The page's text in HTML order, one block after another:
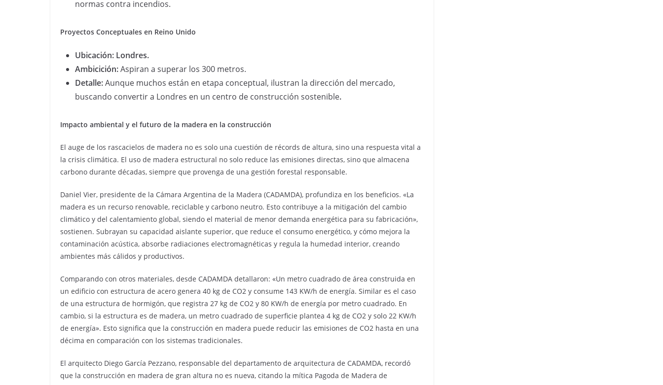
normas contra incendios.
Proyectos Conceptuales en Reino Unido
Ubicación: Londres.
Ambicición:Aspiran a superar los 300 metros.
Detalle:Aunque muchos están en etapa conceptual, ilustran la dirección del mercado,
buscando convertir a Londres en un centro de construcción sostenible.
Impacto ambiental y el futuro de la madera en la construcción
El auge de los rascacielos de madera no es solo una cuestión de récords de altura, sino una respuesta vital a
la crisis climática. El uso de madera estructural no solo reduce las emisiones directas, sino que almacena
carbono durante décadas, siempre que provenga de una gestión forestal responsable.
Daniel Vier, presidente de la Cámara Argentina de la Madera (CADAMDA), profundiza en los beneficios. «La
madera es un recurso renovable, reciclable y carbono neutro. Esto contribuye a la mitigación del cambio
climático y del calentamiento global, siendo el material de menor demanda energética para su fabricación»,
sostienen. Subrayan su capacidad aislante superior, que reduce el consumo energético, y cómo mejora la
contaminación acústica, absorbe radiaciones electromagnéticas y regula la humedad interior, creando
ambientes más cálidos y productivos.
Comparando con otros materiales, desde CADAMDA detallaron: «Un metro cuadrado de área construida en
un edificio con estructura de acero genera 40 kg de CO2 y consume 143 KW/h de energía. Similar es el caso
de una estructura de hormigón, que registra 27 kg de CO2 y 80 KW/h de energía por metro cuadrado. En
cambio, si la estructura es de madera, un metro cuadrado de superficie plantea 4 kg de CO2 y solo 22 KW/h
de energía». Esto significa que la construcción en madera puede reducir las emisiones de CO2 hasta en una
décima en comparación con los sistemas tradicionales.
El arquitecto Diego García Pezzano, responsable del departamento de arquitectura de CADAMDA, recordó
que la construcción en madera de gran altura no es nueva, citando la mítica Pagoda de Madera de